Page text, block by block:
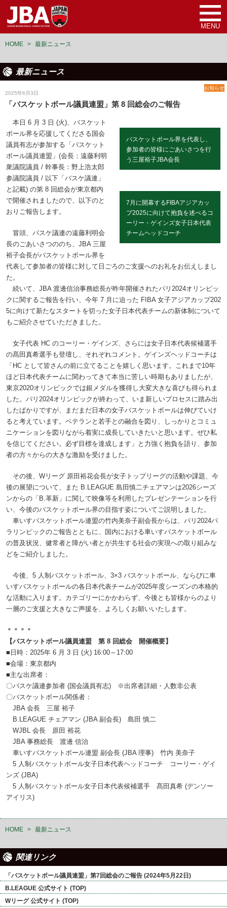
MENU
HOME > 最新ニュース
最新ニュース
2025年6月3日
お知らせ
「バスケットボール議員連盟」第 8 回総会のご報告
バスケットボール界を代表し、
参加者の皆様にごあいさつを行
う三屋裕子JBA会長
7月に開幕するFIBAアジアカッ
プ2025に向けて抱負を述べるコ
ーリー・ゲインズ女子日本代表
チームヘッドコーチ
本日 6 月 3 日 (火)、バスケット
ボール界を応援してくださる国会
議員有志が参加する「バスケット
ボール議員連盟」(会長：遠藤利明
衆議院議員 / 幹事長：野上浩太郎
参議院議員 / 以下「バスケ議連」
と記載) の第 8 回総会が東京都内
で開催されましたので、以下のと
おりご報告します。
冒頭、バスケ議連の遠藤利明会
長のごあいさつののち、JBA 三屋
裕子会長がバスケットボール界を
代表して参加者の皆様に対して日ごろのご支援へのお礼をお伝えしまし
た。
続いて、JBA 渡邊信治事務総長が昨年開催されたパリ2024オリンピッ
クに関するご報告を行い、今年 7 月に迫った FIBA 女子アジアカップ202
5に向けて新たなスタートを切った女子日本代表チームの新体制について
もご紹介させていただきました。
女子代表 HC のコーリー・ゲインズ、さらには女子日本代表候補選手
の髙田真希選手も登壇し、それぞれコメント。ゲインズヘッドコーチは
「HC として皆さんの前に立てることを嬉しく思います。これまで10年
ほど日本代表チームに関わってきて本当に苦しい時期もありましたが、
東京2020オリンピックでは銀メダルを獲得し大変大きな喜びも得られま
した。パリ2024オリンピックが終わって、いま新しいプロセスに踏み出
したばかりですが、まだまだ日本の女子バスケットボールは伸びていけ
ると考えています。ベテランと若手との融合を図り、しっかりとコミュ
ニケーションを図りながら着実に成長していきたいと思います。ぜひ私
を信じてください。必ず目標を達成します」と力強く抱負を語り、参加
者の方々からの大きな激励を受けました。
その後、Wリーグ 原田裕花会長が女子トップリーグの活動や課題、今
後の展望について、また B.LEAGUE 島田慎二チェアマンは2026シーズ
ンからの「B.革新」に関して映像等を利用したプレゼンテーションを行
い、今後のバスケットボール界の目指す姿についてご説明しました。
車いすバスケットボール連盟の竹内美奈子副会長からは、パリ2024パ
ラリンピックのご報告とともに、国内における車いすバスケットボール
の普及状況、健常者と障がい者とが共生する社会の実現への取り組みな
どをご紹介しました。
今後、5 人制バスケットボール、3×3 バスケットボール、ならびに車
いすバスケットボールの各日本代表チームが2025年度シーズンの本格的
な活動に入ります。カテゴリーにかかわらず、今後とも皆様からのより
一層のご支援と大きなご声援を、よろしくお願いいたします。
＊＊＊＊
【バスケットボール議員連盟 第 8 回総会 開催概要】
■日時：2025年 6 月 3 日 (火) 16:00～17:00
■会場：東京都内
■主な出席者：
〇バスケ議連参加者 (国会議員有志) ※出席者詳細・人数非公表
〇バスケットボール関係者：
JBA 会長 三屋 裕子
B.LEAGUE チェアマン (JBA 副会長) 島田 慎二
WJBL 会長 原田 裕花
JBA 事務総長 渡邊 信治
車いすバスケットボール連盟 副会長 (JBA 理事) 竹内 美奈子
5 人制バスケットボール女子日本代表ヘッドコーチ コーリー・ゲイ
ンズ (JBA)
5 人制バスケットボール女子日本代表候補選手 髙田真希 (デンソー
アイリス)
HOME > 最新ニュース
関連リンク
「バスケットボール議員連盟」第7回総会のご報告 (2024年5月22日)
B.LEAGUE 公式サイト (TOP)
Wリーグ 公式サイト (TOP)